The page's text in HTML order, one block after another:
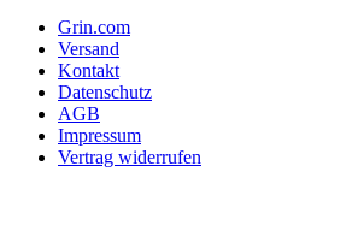
Grin.com
Versand
Kontakt
Datenschutz
AGB
Impressum
Vertrag widerrufen